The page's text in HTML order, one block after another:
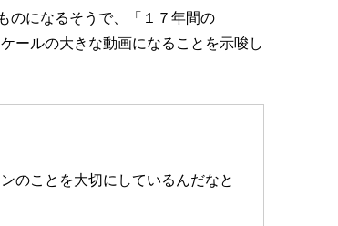
のになるそうで、「１７年間の
ールの大きな動画になることを示唆し
のことを大切にしているんだなと